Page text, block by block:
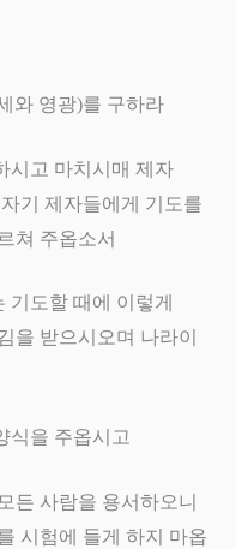
와 영광)를 구하라
시고 마치시매 제자
기 제자들에게 기도를
쳐 주옵소서
기도할 때에 이렇게
을 받으시오며 나라이
식을 주옵시고
든 사람을 용서하오니
시험에 들게 하지 마옵